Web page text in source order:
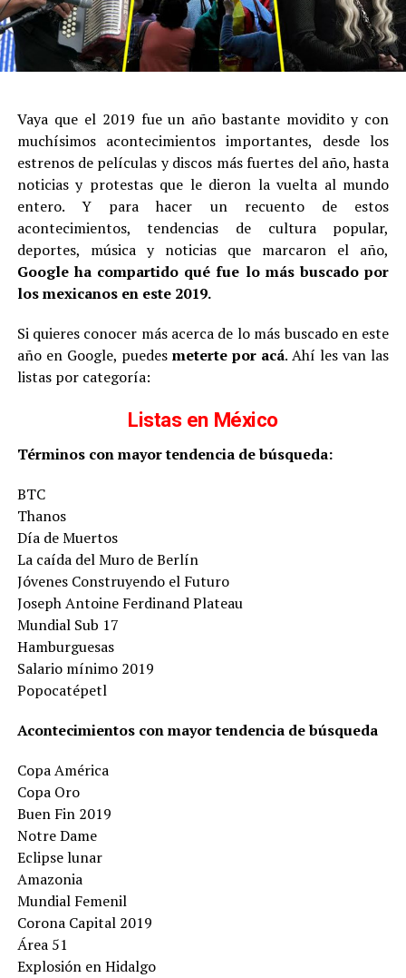
Vaya que el 2019 fue un año bastante movidito y con
muchísimos acontecimientos importantes, desde los
estrenos de películas y discos más fuertes del año, hasta
noticias y protestas que le dieron la vuelta al mundo
entero. Y para hacer un recuento de estos
acontecimientos, tendencias de cultura popular,
deportes, música y noticias que marcaron el año,
Google ha compartido qué fue lo más buscado por
los mexicanos en este 2019.
Si quieres conocer más acerca de lo más buscado en este
año en Google, puedes meterte por acá. Ahí les van las
listas por categoría:
Listas en México
Términos con mayor tendencia de búsqueda:
BTC
Thanos
Día de Muertos
La caída del Muro de Berlín
Jóvenes Construyendo el Futuro
Joseph Antoine Ferdinand Plateau
Mundial Sub 17
Hamburguesas
Salario mínimo 2019
Popocatépetl
Acontecimientos con mayor tendencia de búsqueda
Copa América
Copa Oro
Buen Fin 2019
Notre Dame
Eclipse lunar
Amazonia
Mundial Femenil
Corona Capital 2019
Área 51
Explosión en Hidalgo